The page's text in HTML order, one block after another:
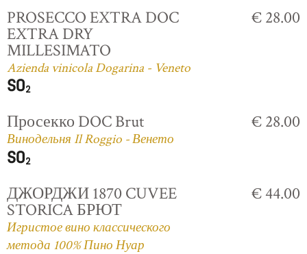
PROSECCO EXTRA DOC
EXTRA DRY
MILLESIMATO
Azienda vinicola Dogarina - Veneto
€ 28.00
Просекко DOC Brut
Винодельня Il Roggio - Венето
€ 28.00
ДЖОРДЖИ 1870 CUVEE
STORICA БРЮТ
Игристое вино классического
метода 100% Пино Нуар
€ 44.00